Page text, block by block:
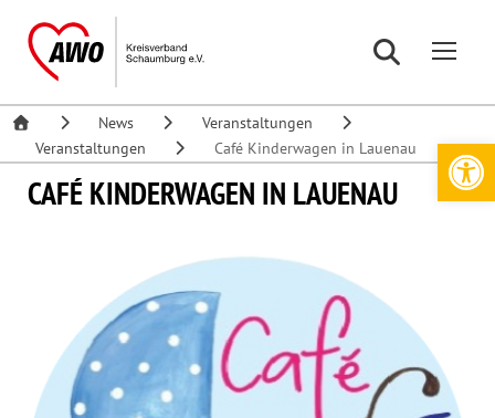
Werkzeugleiste öffnen
News
Veranstaltungen
Veranstaltungen
Café Kinderwagen in Lauenau
CAFÉ KINDERWAGEN IN LAUENAU